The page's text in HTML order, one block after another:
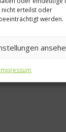
nicht erteilst oder
werden.
Impressum
Grill-
lockt